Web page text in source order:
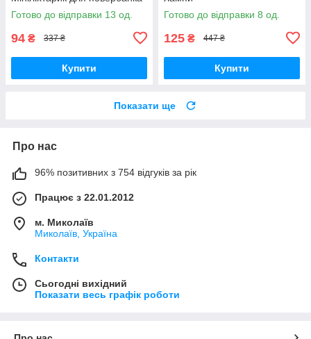
Готово до відправки 13 од.
94 ₴ 337 ₴
Купити
Готово до відправки 8 од.
125 ₴ 447 ₴
Купити
Показати ще
Про нас
96% позитивних з 754 відгуків за рік
Працює з 22.01.2012
м. Миколаїв
Миколаїв, Україна
Контакти
Сьогодні вихідний
Показати весь графік роботи